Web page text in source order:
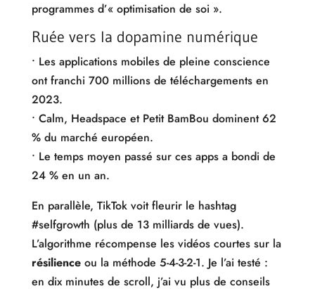
programmes d’« optimisation de soi ».
Ruée vers la dopamine numérique
• Les applications mobiles de pleine conscience
ont franchi 700 millions de téléchargements en
2023.
• Calm, Headspace et Petit BamBou dominent 62
% du marché européen.
• Le temps moyen passé sur ces apps a bondi de
24 % en un an.
En parallèle, TikTok voit fleurir le hashtag
#selfgrowth (plus de 13 milliards de vues).
L’algorithme récompense les vidéos courtes sur la
résilienceou la méthode 5-4-3-2-1. Je l’ai testé :
en dix minutes de scroll, j’ai vu plus de conseils